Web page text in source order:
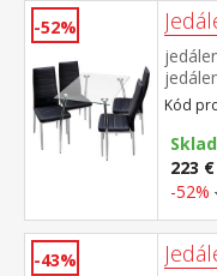
-52%
cm
Kód
223 €
-52%
-43%